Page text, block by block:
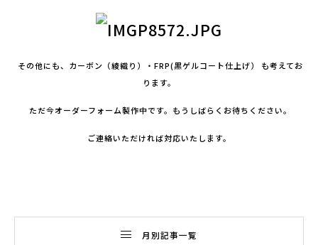
その他にも、カーボン（綾織り）・FRP(黒ゲルコート仕上げ） も考えてお
ります。
ただ今オーダーフォーム製作中です。もうしばらくお待ちください。
ご連絡いただければ対応いたします。
月別記事一覧